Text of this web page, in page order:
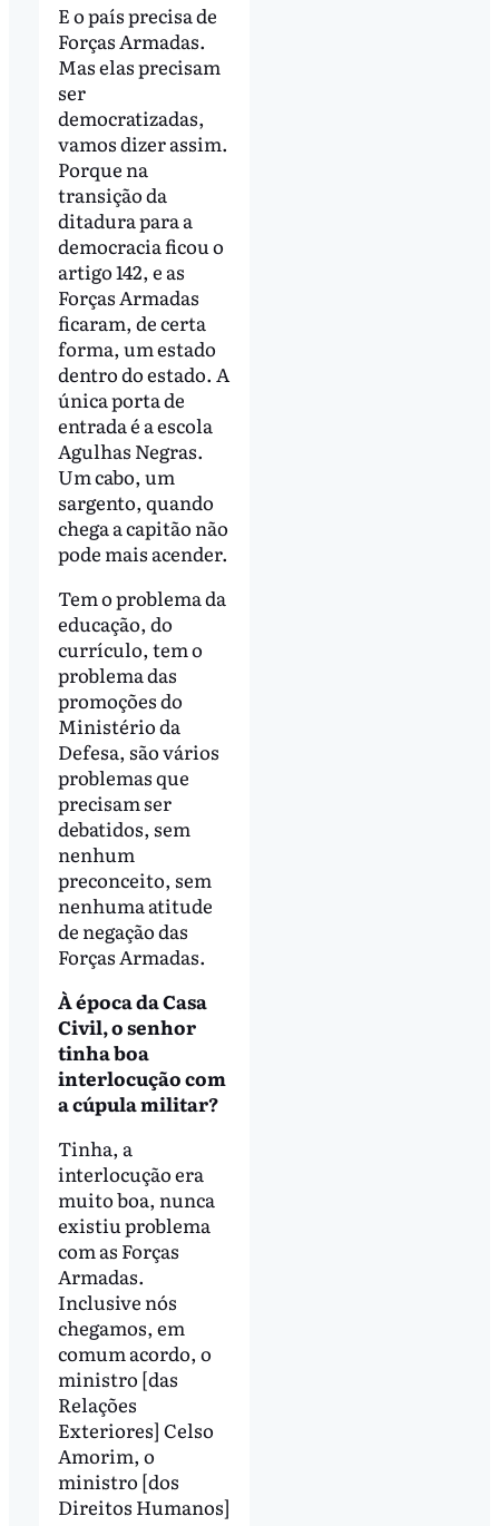
E o país precisa de
Forças Armadas.
Mas elas precisam
ser
democratizadas,
vamos dizer assim.
Porque na
transição da
ditadura para a
democracia ficou o
artigo 142, e as
Forças Armadas
ficaram, de certa
forma, um estado
dentro do estado. A
única porta de
entrada é a escola
Agulhas Negras.
Um cabo, um
sargento, quando
chega a capitão não
pode mais acender.
Tem o problema da
educação, do
currículo, tem o
problema das
promoções do
Ministério da
Defesa, são vários
problemas que
precisam ser
debatidos, sem
nenhum
preconceito, sem
nenhuma atitude
de negação das
Forças Armadas.
À época da Casa
Civil, o senhor
tinha boa
interlocução com
a cúpula militar?
Tinha, a
interlocução era
muito boa, nunca
existiu problema
com as Forças
Armadas.
Inclusive nós
chegamos, em
comum acordo, o
ministro [das
Relações
Exteriores] Celso
Amorim, o
ministro [dos
Direitos Humanos]